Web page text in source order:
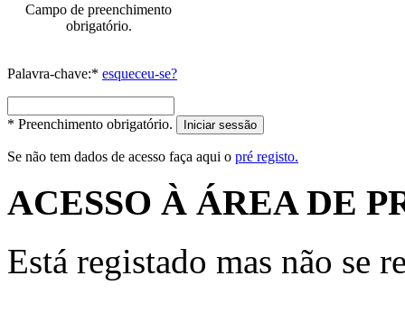
Campo de preenchimento
obrigatório.
Palavra-chave:* esqueceu-se?
* Preenchimento obrigatório. Iniciar sessão
Se não tem dados de acesso faça aqui o pré registo.
ACESSO À ÁREA DE
Está registado mas não se